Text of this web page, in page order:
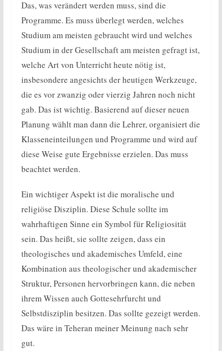
Das, was verändert werden muss, sind die
Programme. Es muss überlegt werden, welches
Studium am meisten gebraucht wird und welches
Studium in der Gesellschaft am meisten gefragt ist,
welche Art von Unterricht heute nötig ist,
insbesondere angesichts der heutigen Werkzeuge,
die es vor zwanzig oder vierzig Jahren noch nicht
gab. Das ist wichtig. Basierend auf dieser neuen
Planung wählt man dann die Lehrer, organisiert die
Klasseneinteilungen und Programme und wird auf
diese Weise gute Ergebnisse erzielen. Das muss
beachtet werden.
Ein wichtiger Aspekt ist die moralische und
religiöse Disziplin. Diese Schule sollte im
wahrhaftigen Sinne ein Symbol für Religiosität
sein. Das heißt, sie sollte zeigen, dass ein
theologisches und akademisches Umfeld, eine
Kombination aus theologischer und akademischer
Struktur, Personen hervorbringen kann, die neben
ihrem Wissen auch Gottesehrfurcht und
Selbstdisziplin besitzen. Das sollte gezeigt werden.
Das wäre in Teheran meiner Meinung nach sehr
gut.